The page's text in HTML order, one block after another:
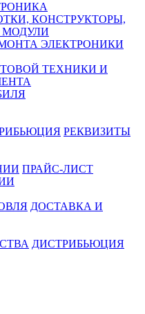
КОНСТРУКТОРЫ,
ЭЛЕКТРОНИКИ
ТЕХНИКИ И
РЕКВИЗИТЫ
ПРАЙС-ЛИСТ
ДОСТАВКА И
ДИСТРИБЬЮЦИЯ